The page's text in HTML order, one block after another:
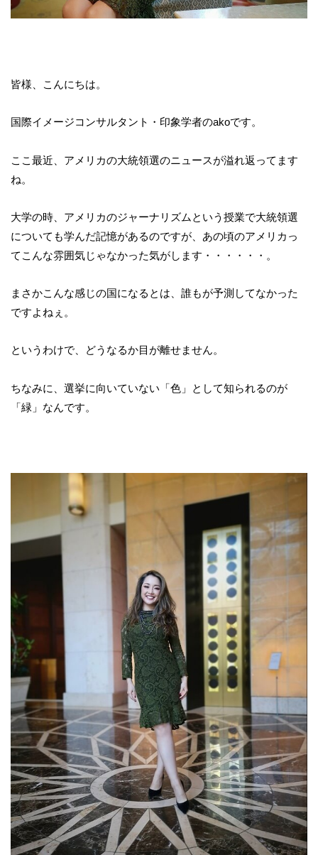
皆様、こんにちは。
国際イメージコンサルタント・印象学者のakoです。
ここ最近、アメリカの大統領選のニュースが溢れ返ってます
ね。
大学の時、アメリカのジャーナリズムという授業で大統領選
についても学んだ記憶があるのですが、あの頃のアメリカっ
てこんな雰囲気じゃなかった気がします・・・・・・。
まさかこんな感じの国になるとは、誰もが予測してなかった
ですよねぇ。
というわけで、どうなるか目が離せません。
ちなみに、選挙に向いていない「色」として知られるのが
「緑」なんです。